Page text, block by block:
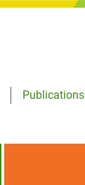
Publications